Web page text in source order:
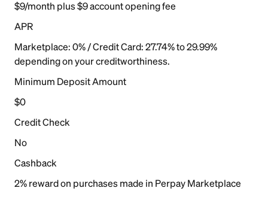
$9/month plus $9 account opening fee
APR
Marketplace: 0% / Credit Card: 27.74% to 29.99%
depending on your creditworthiness.
Minimum Deposit Amount
$0
Credit Check
No
Cashback
2% reward on purchases made in Perpay Marketplace